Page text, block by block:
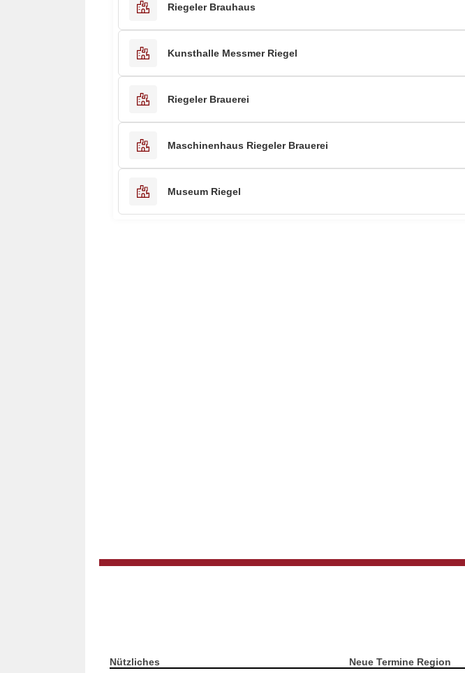
Riegeler Brauhaus
Kunsthalle Messmer Riegel
Riegeler Brauerei
Maschinenhaus Riegeler Brauerei
Museum Riegel
Nützliches
Neue Termine Region